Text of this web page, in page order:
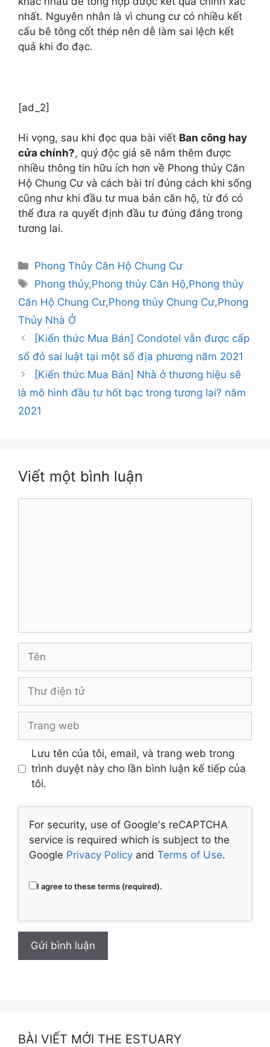
nhất. Nguyên nhân là vì chung cư có nhiều kết
cấu bê tông cốt thép nên dễ làm sai lệch kết
quả khi đo đạc.
[ad_2]
Hi vọng, sau khi đọc qua bài viết Ban công hay
cửa chính?, quý độc giả sẽ nắm thêm được
nhiều thông tin hữu ích hơn về Phong thủy Căn
Hộ Chung Cư và cách bài trí đúng cách khi sống
cũng như khi đầu tư mua bán căn hộ, từ đó có
thể đưa ra quyết định đầu tư đúng đắng trong
tương lai.
Danh
mục
Phong Thủy Căn Hộ Chung Cư
Thẻ
Phong thủy,Phong thủy Căn Hộ,Phong thủy
Căn Hộ Chung Cư,Phong thủy Chung Cư,Phong
Thủy Nhà Ở
Điều
hướng
viết
[Kiến thức Mua Bán] Condotel vẫn được cấp
sổ đỏ sai luật tại một số địa phương năm 2021
[Kiến thức Mua Bán] Nhà ở thương hiệu sẽ
là mô hình đầu tư hốt bạc trong tương lai? năm
2021
Viết một bình luận
điện
tử
web
Lưu tên của tôi, email, và trang web trong
trình duyệt này cho lần bình luận kế tiếp của
tôi.
For security, use of Google's reCAPTCHA
service is required which is subject to the
Google Privacy Policy and Terms of Use.
I agree to these terms (required).
BÀI VIẾT MỚI THE ESTUARY